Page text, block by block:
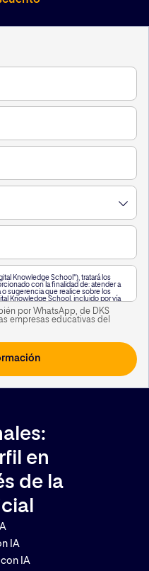
Knowledge School"), tratará los
con la finalidad de: atender a
sugerencia que realice sobre los
Knowledge School, incluido por vía
mantenerle informado de nuestra
perfilado de sus datos de carácter
en función de sus intereses.
clicaquí.
así como ejercitar los derechos
(UE) 2016/679, mediante solicitud
, identificándose debidamente. Si
por WhatsApp, de DKS
empresas educativas del
en
de la
IA
IA